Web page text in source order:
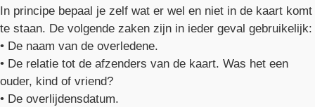
In principe bepaal je zelf wat er wel en niet in de kaart komt
te staan. De volgende zaken zijn in ieder geval gebruikelijk:
• De naam van de overledene.
• De relatie tot de afzenders van de kaart. Was het een
ouder, kind of vriend?
• De overlijdensdatum.